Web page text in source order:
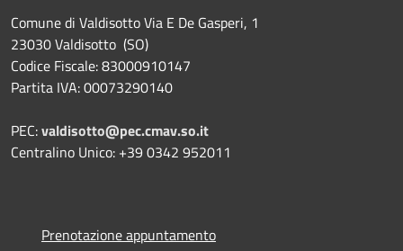
Comune di Valdisotto Via E De Gasperi, 1
23030 Valdisotto (SO)
Codice Fiscale: 83000910147
Partita IVA: 00073290140
PEC:valdisotto@pec.cmav.so.it
Centralino Unico: +39 0342 952011
Prenotazione appuntamento